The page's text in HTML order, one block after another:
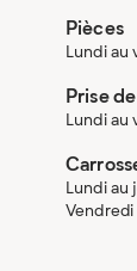
Pièces
Lundi au
Prise
Lundi au
Lundi au
Vendredi